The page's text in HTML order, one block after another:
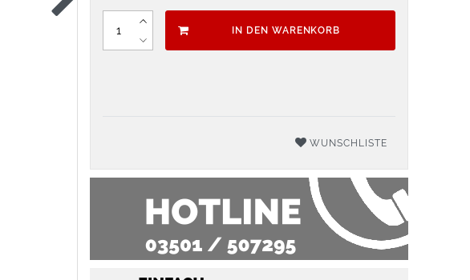
IN DEN WARENKORB
WUNSCHLISTE